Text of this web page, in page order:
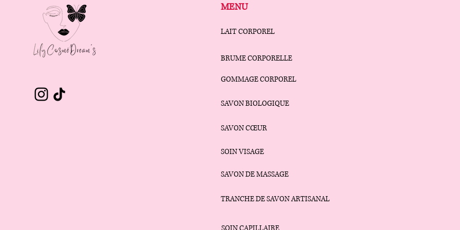
MENU
LAIT CORPOREL
BRUME CORPORELLE
GOMMAGE CORPOREL
SAVON BIOLOGIQUE
SAVON CŒUR
SOIN VISAGE
SAVON DE MASSAGE
TRANCHE DE SAVON ARTISANAL